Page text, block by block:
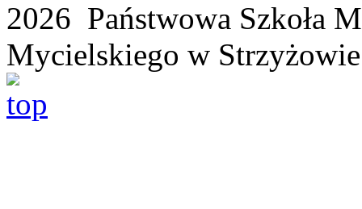
2026 Państwowa Szkoła
Mycielskiego w Strzyżowie